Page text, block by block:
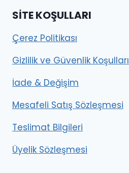
SITE KOŞULLARI
Çerez Politikası
Gizlilik ve Güvenlik Koşulları
İade & Değişim
Mesafeli Satış Sözleşmesi
Teslimat Bilgileri
Üyelik Sözleşmesi